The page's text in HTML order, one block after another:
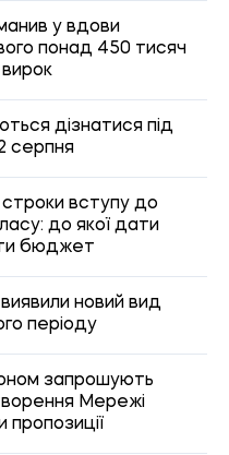
у вдови
понад 450 тисяч
вирок
дізнатися під
серпня
вступу до
до якої дати
бюджет
новий вид
періоду
запрошують
Мережі
пропозиції